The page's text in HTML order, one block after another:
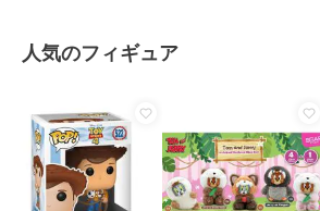
人気のフィギュア